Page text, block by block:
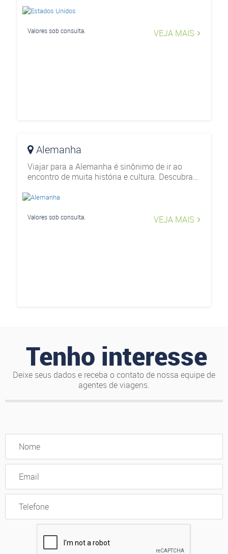
Valores sob consulta. VEJA MAIS
Alemanha
Viajar para a Alemanha é sinônimo de ir ao
encontro de muita história e cultura. Descubra
nossos roteiros de viagem.
Valores sob consulta. VEJA MAIS
Tenho interesse
Deixe seus dados e receba o contato de nossa equipe de
agentes de viagens.